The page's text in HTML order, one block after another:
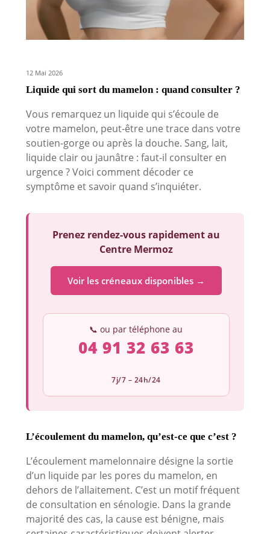
12 Mai 2026
Liquide qui sort du mamelon : quand consulter ?
Vous remarquez un liquide qui s’écoule de
votre mamelon, peut-être une trace dans votre
soutien-gorge ou après la douche. Sang, lait,
liquide clair ou jaunâtre : faut-il consulter en
urgence ? Voici comment décoder ce
symptôme et savoir quand s’inquiéter.
Prenez rendez-vous rapidement au
Centre Mermoz
Voir les créneaux disponibles →
📞 ou par téléphone au
04 91 32 63 63
7j/7 – 24h/24
L’écoulement du mamelon, qu’est-ce que c’est ?
L’écoulement mamelonnaire désigne la sortie
d’un liquide par les pores du mamelon, en
dehors de l’allaitement. C’est un motif fréquent
de consultation en sénologie. Dans la grande
majorité des cas, la cause est bénigne, mais